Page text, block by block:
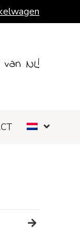
NL!